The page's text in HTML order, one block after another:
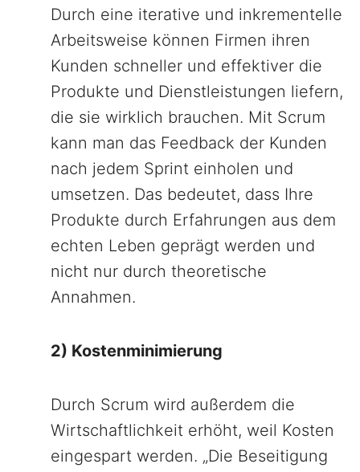
Durch eine iterative und inkrementelle
Arbeitsweise können Firmen ihren
Kunden schneller und effektiver die
Produkte und Dienstleistungen liefern,
die sie wirklich brauchen. Mit Scrum
kann man das Feedback der Kunden
nach jedem Sprint einholen und
umsetzen. Das bedeutet, dass Ihre
Produkte durch Erfahrungen aus dem
echten Leben geprägt werden und
nicht nur durch theoretische
Annahmen.
2) Kostenminimierung
Durch Scrum wird außerdem die
Wirtschaftlichkeit erhöht, weil Kosten
eingespart werden. „Die Beseitigung